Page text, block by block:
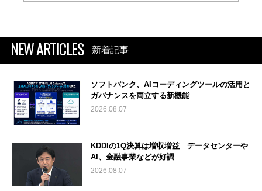
NEW ARTICLES 新着記事
ソフトバンク、AIコーディングツールの活用と
ガバナンスを両立する新機能
2026.08.07
KDDIの1Q決算は増収増益 データセンターや
AI、金融事業などが好調
2026.08.07